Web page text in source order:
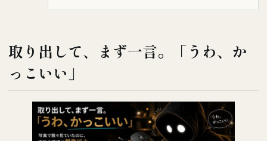
取り出して、まず一言。「うわ、か
っこいい」